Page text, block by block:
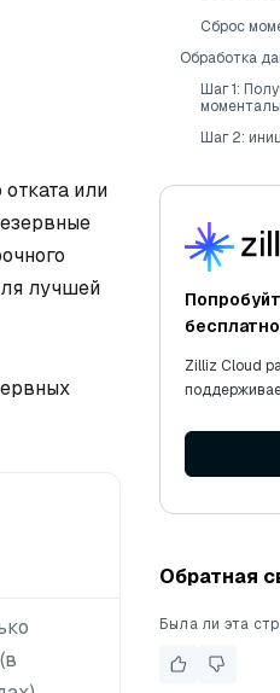
или
лучшей
Сброс
Обработка
Шаг 1:
Шаг 2:
бесплатно
Zilliz Cloud
Обратная
Была ли эта